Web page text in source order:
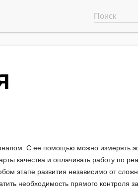
Поиск
С ее помощью можно измерять
качества и оплачивать работу по
этапе развития независимо от
необходимость прямого контроля